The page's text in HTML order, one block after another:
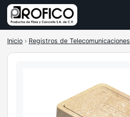
Inicio › Registros de Telecomunicaciones